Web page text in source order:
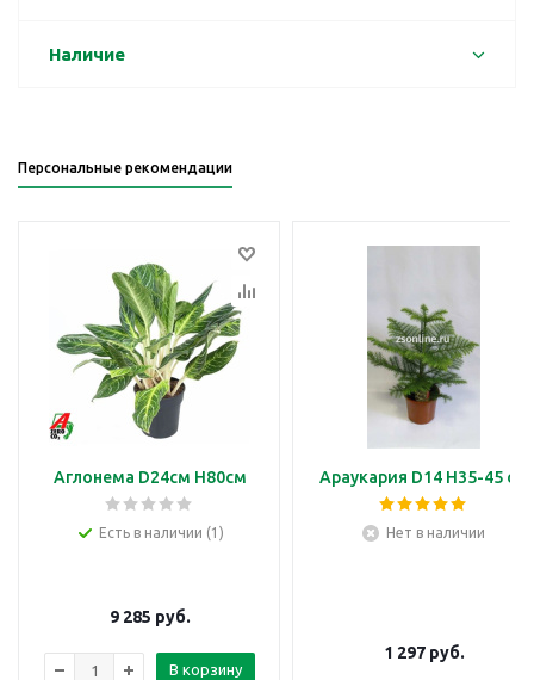
Наличие
Персональные рекомендации
Аглонема D24см H80см
Есть в наличии (1)
9 285 руб.
В корзину
Араукария D14 H35-45 см
Нет в наличии
1 297руб.